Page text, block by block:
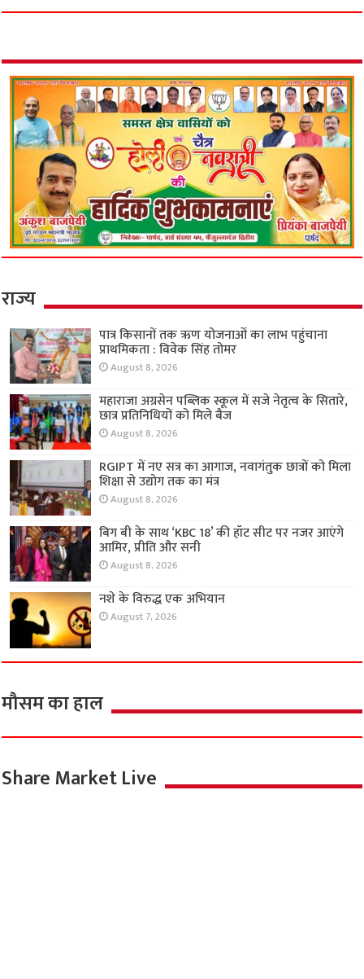
राज्य
पात्र किसानों तक ऋण योजनाओं का लाभ पहुंचाना
प्राथमिकता : विवेक सिंह तोमर
August 8, 2026
महाराजा अग्रसेन पब्लिक स्कूल में सजे नेतृत्व के सितारे,
छात्र प्रतिनिधियों को मिले बैज
August 8, 2026
RGIPT में नए सत्र का आगाज, नवागंतुक छात्रों को मिला
शिक्षा से उद्योग तक का मंत्र
August 8, 2026
बिग बी के साथ ‘KBC 18’ की हॉट सीट पर नजर आएंगे
आमिर, प्रीति और सनी
August 8, 2026
नशे के विरुद्ध एक अभियान
August 7, 2026
मौसम का हाल
Share Market Live